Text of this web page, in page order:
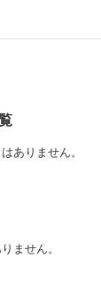
ありません。
ません。